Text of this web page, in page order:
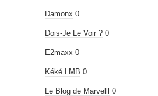
Damonx 0
Dois-Je Le Voir ? 0
E2maxx 0
Kéké LMB 0
Le Blog de Marvelll 0